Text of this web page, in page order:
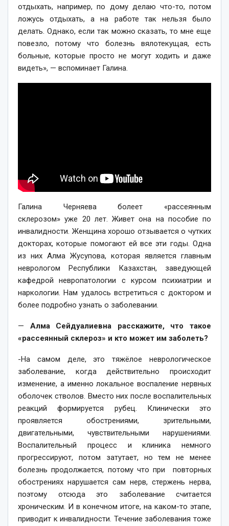
отдыхать, например, по дому делаю что-то, потом
ложусь отдыхать, а на работе так нельзя было
делать. Однако, если так можно сказать, то мне еще
повезло, потому что болезнь вялотекущая, есть
больные, которые просто не могут ходить и даже
видеть», — вспоминает Галина.
Галина Черняева болеет «рассеянным
склерозом» уже 20 лет. Живет она на пособие по
инвалидности. Женщина хорошо отзывается о чутких
докторах, которые помогают ей все эти годы. Одна
из них Алма Жусупова, которая является главным
неврологом Республики Казахстан, заведующей
кафедрой невропатологии с курсом психиатрии и
наркологии. Нам удалось встретиться с доктором и
более подробно узнать о заболевании.
— Алма Сейдуалиевна расскажите, что такое
«рассеянный склероз» и кто может им заболеть?
-На самом деле, это тяжёлое неврологическое
заболевание, когда действительно происходит
изменение, а именно локальное воспаление нервных
оболочек стволов. Вместо них после воспалительных
реакций формируется рубец. Клинически это
проявляется обострениями, зрительными,
двигательными, чувствительными нарушениями.
Воспалительный процесс и клиника немного
прогрессируют, потом затутает, но тем не менее
болезнь продолжается, потому что при повторных
обострениях нарушается сам нерв, стержень нерва,
поэтому отсюда это заболевание считается
хроническим. И в конечном итоге, на каком-то этапе,
приводит к инвалидности. Течение заболевания тоже